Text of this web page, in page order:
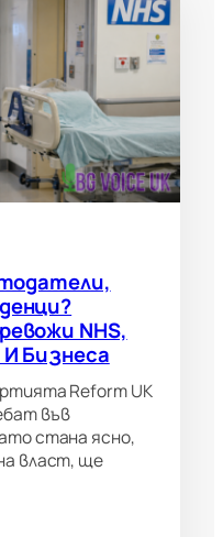
NHS,
Бизнеса
Reform UK
във
стана ясно,
власт, ще